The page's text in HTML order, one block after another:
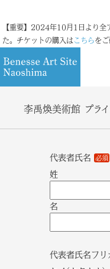
【重要】2024年10月1日より全
た。チケットの購入は こちらをご
李禹煥美術館 プラ
代表者氏名 必須
姓
名
代表者氏名フリ